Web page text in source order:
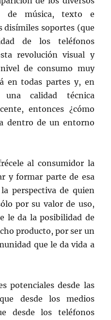
de música, texto e
disímiles soportes (que
de los teléfonos
revolución visual y
de consumo muy
en todas partes y, en
una calidad técnica
entonces ¿cómo
dentro de un entorno
al consumidor la
y formar parte de esa
perspectiva de quien
por su valor de uso,
le da la posibilidad de
producto, por ser un
que le da vida a
potenciales desde las
desde los medios
desde los teléfonos